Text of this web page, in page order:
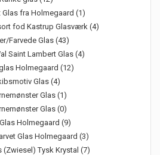
Glas fra Holmegaard (1)
fod Kastrup Glasværk (4)
Farvede Glas (43)
Saint Lambert Glas (4)
Holmegaard (12)
Glas (4)
Glas (1)
Glas (0)
Holmegaard (9)
Glas Holmegaard (3)
(Zwiesel) Tysk Krystal (7)